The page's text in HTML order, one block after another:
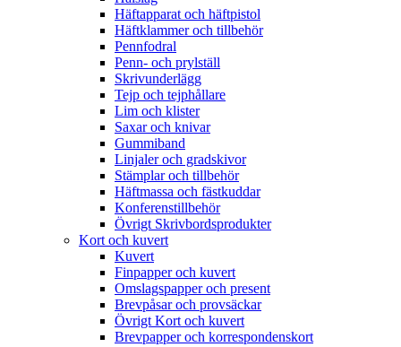
Häftapparat och häftpistol
Häftklammer och tillbehör
Pennfodral
Penn- och prylställ
Skrivunderlägg
Tejp och tejphållare
Lim och klister
Saxar och knivar
Gummiband
Linjaler och gradskivor
Stämplar och tillbehör
Häftmassa och fästkuddar
Konferenstillbehör
Övrigt Skrivbordsprodukter
Kort och kuvert
Kuvert
Finpapper och kuvert
Omslagspapper och present
Brevpåsar och provsäckar
Övrigt Kort och kuvert
Brevpapper och korrespondenskort